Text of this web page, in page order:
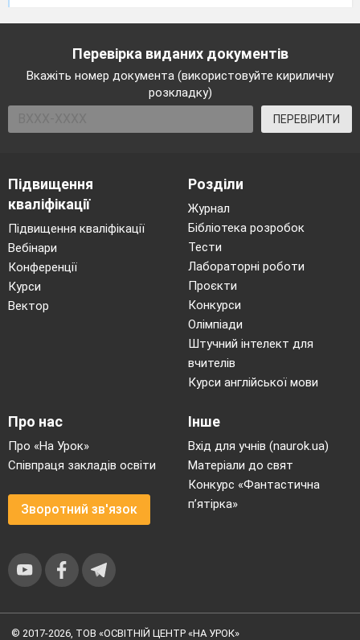
Перевірка виданих документів
Вкажіть номер документа (використовуйте кириличну
розкладку)
ПЕРЕВІРИТИ
Підвищення
кваліфікації
Підвищення кваліфікації
Вебінари
Конференції
Курси
Вектор
Розділи
Журнал
Бібліотека розробок
Тести
Лабораторні роботи
Проєкти
Конкурси
Олімпіади
Штучний інтелект для
вчителів
Курси англійської мови
Про нас
Про «На Урок»
Співпраця закладів освіти
Зворотний зв'язок
Інше
Вхід для учнів (naurok.ua)
Матеріали до свят
Конкурс «Фантастична
п’ятірка»
© 2017-2026, ТОВ «ОСВІТНІЙ ЦЕНТР «НА УРОК»